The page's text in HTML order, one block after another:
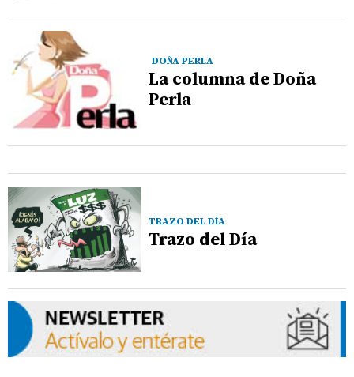
DOÑA PERLA
La columna de Doña
Perla
TRAZO DEL DÍA
Trazo del Día